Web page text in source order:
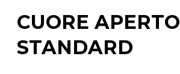
CUORE APERTO
STANDARD